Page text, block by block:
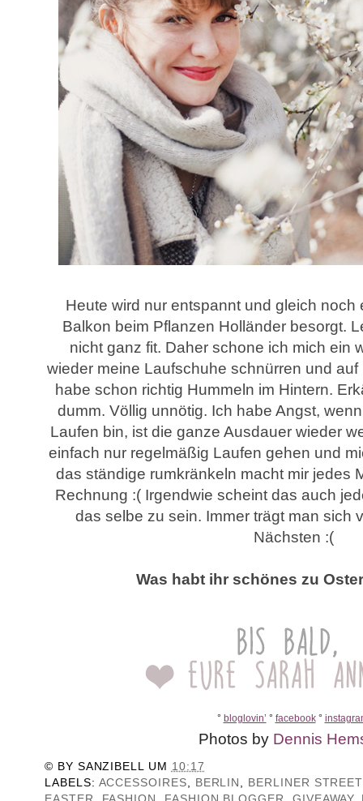
Heute wird nur entspannt und gleich noch
Balkon beim Pflanzen Holländer besorgt.
nicht ganz fit. Daher schone ich mich ein
wieder meine Laufschuhe schnürren und
habe schon richtig Hummeln im Hintern.
dumm. Völlig unnötig. Ich habe Angst,
Laufen bin, ist die ganze Ausdauer wieder
einfach nur regelmäßig Laufen gehen und
das ständige rumkränkeln macht mir jedes
Rechnung :( Irgendwie scheint das auch
das selbe zu sein. Immer trägt man sich
Nächsten :(
Was habt ihr schönes zu
° bloglovin’ ° facebook°
Photos by Dennis
© BY SANZIBELL UM 10:17
LABELS: ACCESSOIRES BERLIN
BERLINER